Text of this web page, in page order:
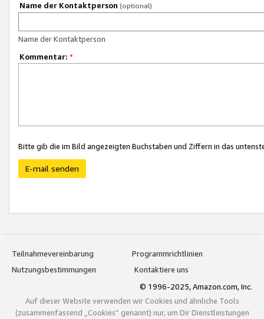
Name der Kontaktperson (optional)
Name der Kontaktperson
Kommentar: *
Bitte gib die im Bild angezeigten Buchstaben und Ziffern in das
E-mail senden
Teilnahmevereinbarung
Programmrichtlinien
Nutzungsbestimmungen
Kontaktiere uns
© 1996-2025, Amazon.com, Inc.
Auf dieser Website verwenden wir Cookies und ähnliche Tools
(zusammenfassend „Cookies“ genannt) nur, um Dir Dienstleistungen